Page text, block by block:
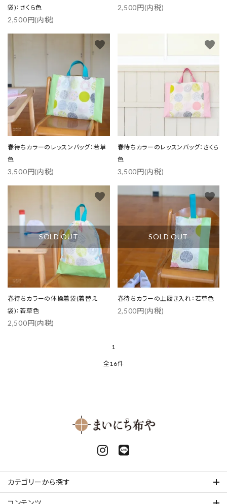
袋)：さくら色
2,500円(内税)
2,500円(内税)
春待ちカラーのレッスンバッグ：若草
色
3,500円(内税)
favorite
春待ちカラーのレッスンバッグ：さくら
色
3,500円(内税)
favorite
SOLD OUT
春待ちカラーの体操着袋(着替え
袋)：若草色
2,500円(内税)
favorite
SOLD OUT
春待ちカラーの上履き入れ：若草色
2,500円(内税)
favorite
1
全16件
カテゴリーから探す